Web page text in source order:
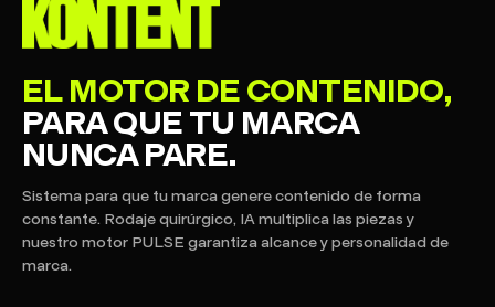
EL MOTOR DE CONTENIDO,
PARA QUE TU MARCA
NUNCA PARE.
Sistema para que tu marca genere contenido de forma
constante. Rodaje quirúrgico, IA multiplica las piezas y
nuestro motor PULSE garantiza alcance y personalidad de
marca.